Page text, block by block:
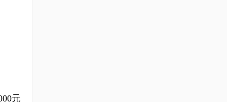
元